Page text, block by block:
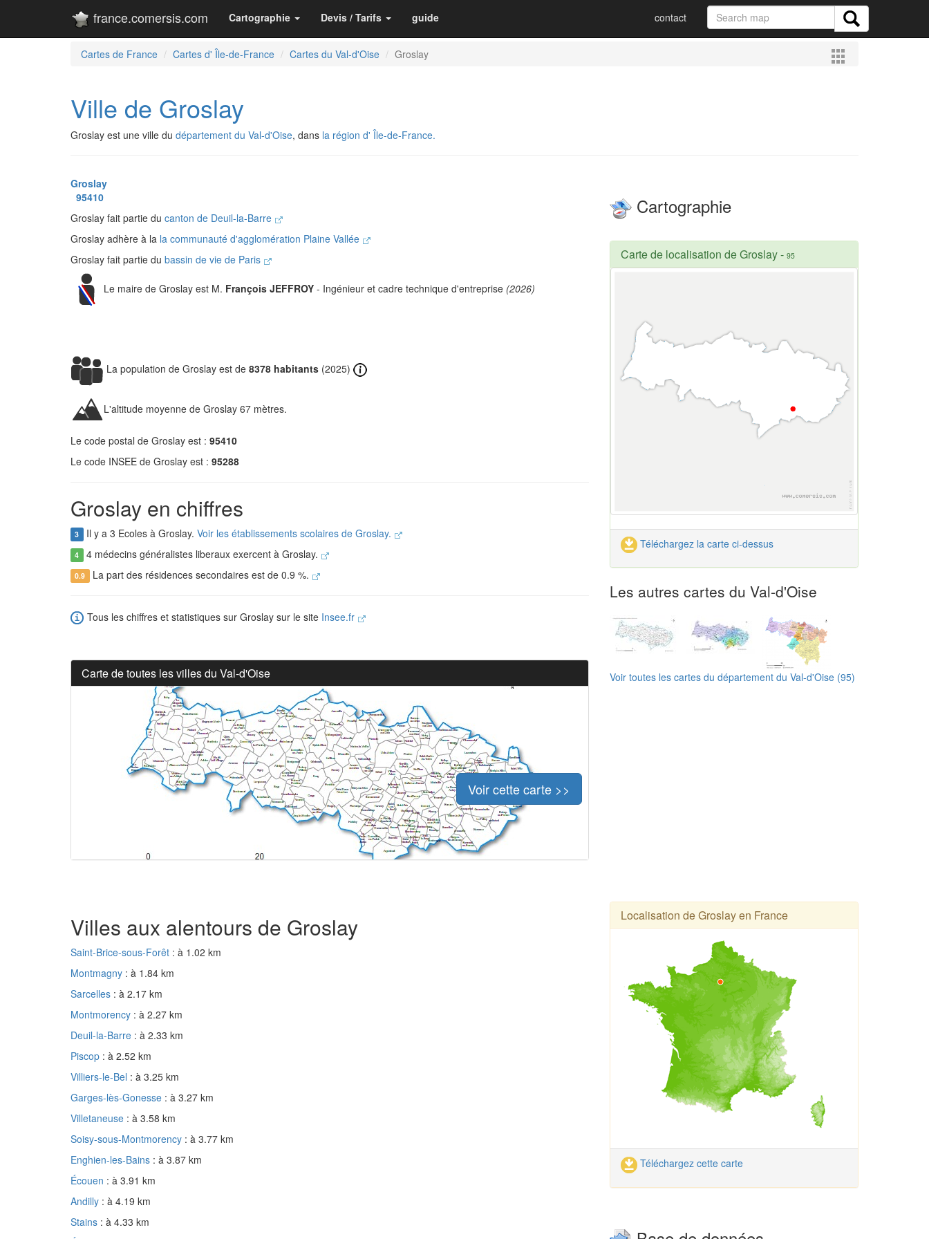
france.comersis.com Cartographie Devis / Tarifs guide contact
Cartes de France Cartes d' Île-de-France Cartes du Val-d'Oise Groslay
Ville de Groslay
Groslay est une ville du département du Val-d'Oise, dans la région d' Île-de-France.
Groslay
95410
Groslay fait partie du canton de Deuil-la-Barre
Groslay adhère à la la communauté d'agglomération Plaine Vallée
Groslay fait partie du bassin de vie de Paris
Le maire de Groslay est M. François JEFFROY - Ingénieur et cadre technique d'entreprise (2026)
La population de Groslay est de 8378 habitants (2025)
L'altitude moyenne de Groslay 67 mètres.
Le code postal de Groslay est : 95410
Le code INSEE de Groslay est : 95288
Groslay en chiffres
3 Il y a 3 Ecoles à Groslay. Voir les établissements scolaires de Groslay.
4 4 médecins généralistes liberaux exercent à Groslay.
0.9 La part des résidences secondaires est de 0.9 %.
Tous les chiffres et statistiques sur Groslay sur le site Insee.fr
Carte de toutes les villes du Val-d'Oise
Voir cette carte >>
Cartographie
Carte de localisation de Groslay- 95
Téléchargez la carte ci-dessus
Les autres cartes du Val-d'Oise
Voir toutes les cartes du département du Val-d'Oise (95)
Villes aux alentours de Groslay
Saint-Brice-sous-Forêt : à 1.02 km
Montmagny : à 1.84 km
Sarcelles : à 2.17 km
Montmorency : à 2.27 km
Deuil-la-Barre : à 2.33 km
Piscop : à 2.52 km
Villiers-le-Bel : à 3.25 km
Garges-lès-Gonesse : à 3.27 km
Villetaneuse : à 3.58 km
Soisy-sous-Montmorency : à 3.77 km
Enghien-les-Bains : à 3.87 km
Écouen : à 3.91 km
Andilly : à 4.19 km
Stains : à 4.33 km
Localisation de Groslay en France
Téléchargez cette carte